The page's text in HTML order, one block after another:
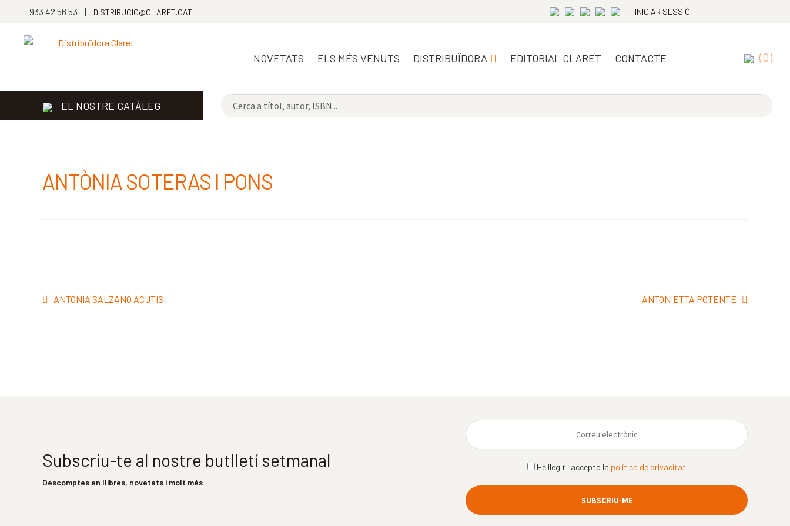
933 42 56 53 | DISTRIBUCIO@CLARET.CAT INICIAR SESSIÓ
NOVETATS ELS MÉS VENUTS DISTRIBUÏDORA EDITORIAL CLARET CONTACTE (0)
EL NOSTRE CATÀLEG
ANTÒNIA SOTERAS I PONS
Navegació
Entrada
ANTONIA SALZANO ACUTIS
Pròxima
ANTONIETTA POTENTE
Subscriu-te al nostre butlletí setmanal
Descomptes en llibres, novetats i molt més
He llegit i accepto la política de privacitat